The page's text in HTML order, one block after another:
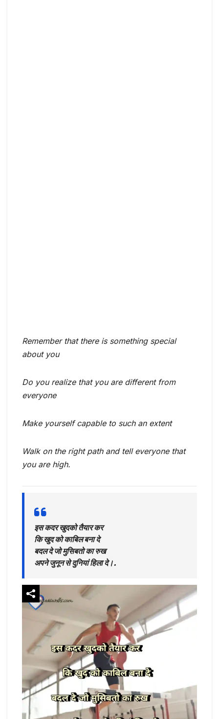
Remember that there is something special
about you
Do you realize that you are different from
everyone
Make yourself capable to such an extent
Walk on the right path and tell everyone that
you are high.
इस कदर खुदको तैयार कर
कि खुद को काबिल बना दे
बदल दे जो मुसिबतो का रुख
अपने जुनून से दुनियां हिला दे।.